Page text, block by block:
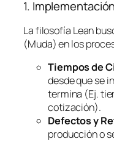
1.
La filosofía Lean
(Muda) en los
Tiempos de
desde que se
termina (Ej.
cotización).
Defectos y
producción o